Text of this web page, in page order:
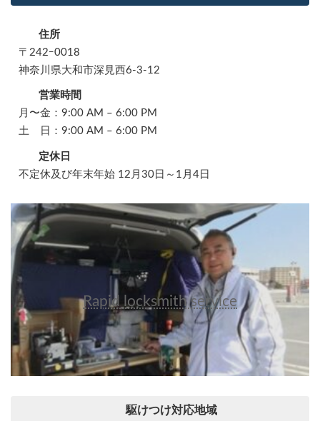
住所
〒242ｰ0018
神奈川県大和市深見西6-3-12
営業時間
月〜金：9:00 AM – 6:00 PM
土 日：9:00 AM – 6:00 PM
定休日
不定休及び年末年始 12月30日～1月4日
Rapid locksmith service
駆けつけ対応地域